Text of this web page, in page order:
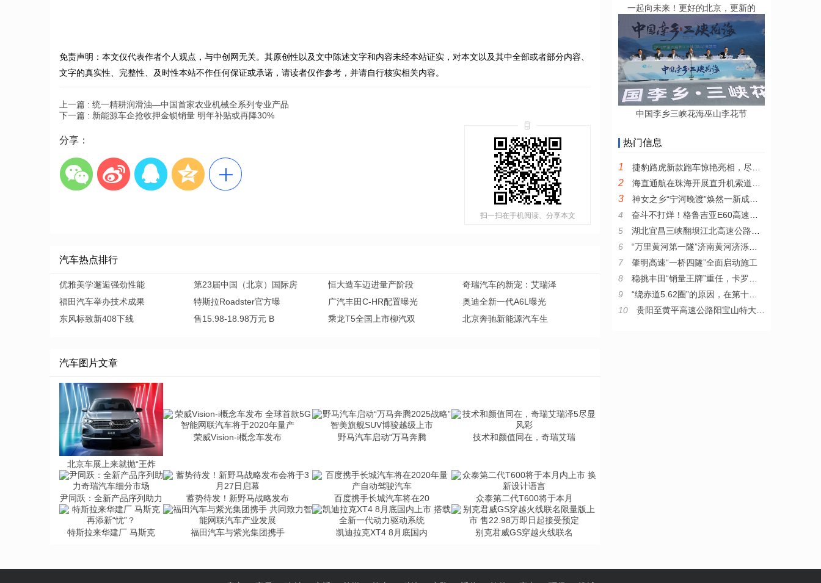
免责声明：本文仅代表作者个人观点，与中创网无关。其原创性以及文中陈述文字和内容未经本站证实，对本文以及其中全部或者部分内容、
文字的真实性、完整性、及时性本站不作任何保证或承诺，请读者仅作参考，并请自行核实相关内容。
上一篇 : 统一精耕润滑油—中国首家农业机械全系列专业产品
下一篇 : 新能源车企抢收押金锁销量 明年补贴或再降30%
分享：
扫一扫在手机阅读、分享本文
汽车热点排行
优雅美学邂逅强劲性能 第23届中国（北京）国际房 恒大造车迈进量产阶段
奇瑞汽车的新宠：艾瑞泽
福田汽车举办技术成果
特斯拉Roadster官方曝 广汽丰田C-HR配置曝光
奥迪全新一代A6L曝光
东风标致新408下线
售15.98-18.98万元 B 乘龙T5全国上市柳汽双 北京奔驰新能源汽车生
汽车图片文章
北京车展上来就抛“王炸
荣威Vision-i概念车发布 野马汽车启动“万马奔腾 技术和颜值同在，奇瑞艾瑞
尹同跃：全新产品序列助力 蓄势待发！新野马战略发布 百度携手长城汽车将在20 众泰第二代T600将于本月
特斯拉来华建厂 马斯克 福田汽车与紫光集团携手 凯迪拉克XT4 8月底国内 别克君威GS穿越火线联名
一起向未来！更好的北京，更新的
中国李乡三峡花海巫山李花节
热门信息
1 捷豹路虎新款跑车惊艳亮相，尽显品牌纯正魅力
2 海直通航在珠海开展直升机索道吊装验证飞行
3
神女之乡“宁河晚渡”焕然一新成仙境
4
奋斗不打烊！格鲁吉亚E60高速公路F3标项目喜迎“开门红”
5
湖北宜昌三峡翻坝江北高速公路正式通车试运营
6
“万里黄河第一隧”济南黄河济泺路隧道正式通车
7
肇明高速“一桥四隧”全面启动施工
8
稳挑丰田“销量王牌”重任，卡罗拉离不开“安全”进化
9
“绕赤道5.62圈”的原因，在第十二代卡罗拉身上找到了！
10
贵阳至黄平高速公路阳宝山特大桥顺利合龙